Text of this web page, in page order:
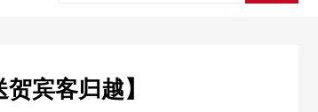
宾客归越】